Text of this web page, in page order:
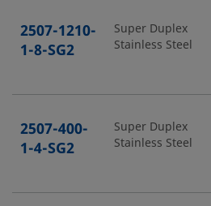
2507-1210-
1-8-SG2
Super Duplex
Stainless Steel
2507-400-
1-4-SG2
Super Duplex
Stainless Steel